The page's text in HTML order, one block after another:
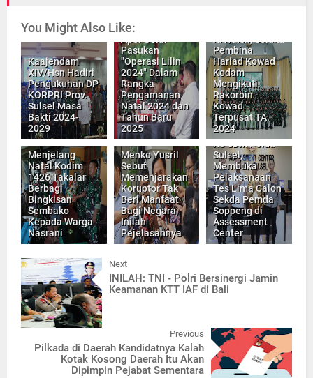
You Might Also Like:
Kaajendam
XIV/Hsn Hadiri
Pengukuhan DP
KORPRI Prov.
Sulsel Masa
Bakti 2024-
2029
XIV/Hsn Hadiri
Pasukan
"Operasi Lilin
2024" Dalam
Rangka
Pengamanan
Natal 2024 dan
Tahun Baru
2025
Pembina
Hariad Kowad
Kodam
Mengikuti
Rakorbin
Kowad
Terpusat TA.
2024
Menjelang
Natal Kodim
1426 Takalar
Berbagi
Bingkisan
Sembako
Kepada Warga
Nasrani
Menko Yusril
Sebut
Memenjarakan
Koruptor Tak
Beri Manfaat
Bagi Negara,
Inilah
Pejelasannya
Kabagbingkar
Sulsel,
Membuka
Pelaksanaan
Tes Lima Calon
Sekda Pemda
Soppeng di
Assessment
Center
Next
INILAH: TNI - Polri Bersinergi Jamin
Keamanan KTT IAF di Bali
Previous
Pilkada di Daerah Kandidatnya Kalah
Kotak Kosong Daerah Itu Akan
Dipimpin Pejabat Sementara